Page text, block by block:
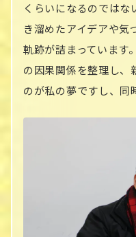
くらいになるのではな
き溜めたアイデアや気
軌跡が詰まっています
の因果関係を整理し、
のが私の夢ですし、同